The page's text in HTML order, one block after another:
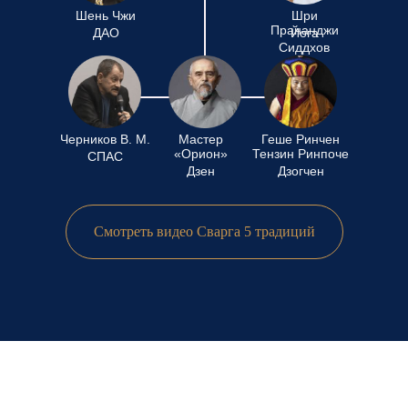
Шень Чжи
ДАО
Шри
Прананджи
Мастер
«Орион»
Черников В. М.
Геше Ринчен
Тензин Ринпоче
Йога
Сиддхов
Дзен
СПАС
Дзогчен
Смотреть видео Сварга 5 традиций